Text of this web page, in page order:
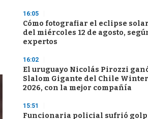
16:05
Cómo fotografiar el eclipse
del miércoles 12 de agosto,
expertos
16:02
El uruguayo Nicolás Pirozzi
Slalom Gigante del Chile
2026, con la mejor compañía
15:51
Funcionaria policial sufrió